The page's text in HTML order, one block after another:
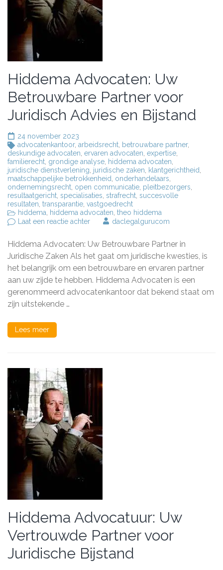
Hiddema Advocaten: Uw
Betrouwbare Partner voor
Juridisch Advies en Bijstand
24 november 2023
advocatenkantoor, arbeidsrecht betrouwbare partner,
deskundige advocaten ervaren advocaten expertise
familierecht grondige analyse hiddema advocaten
juridische dienstverlening juridische zaken klantgerichtheid
maatschappelijke betrokkenheid
onderhandelaars
ondernemingsrecht open communicatie pleitbezorgers
resultaatgericht specialisaties strafrecht succesvolle
resultaten transparantie vastgoedrecht
hiddema
hiddema advocaten theo hiddema
Laat een reactie achterop
Uw
Betrouwbare
Partner
voor
Juridisch
Advies
en
daclegalgurucom
Hiddema Advocaten: Uw Betrouwbare Partner in
Juridische Zaken Als het gaat om juridische kwesties, is
het belangrijk om een betrouwbare en ervaren partner
aan uw zijde te hebben. Hiddema Advocaten is een
gerenommeerd advocatenkantoor dat bekend staat om
zijn uitstekende …
Lees meer
Hiddema Advocatuur: Uw
Vertrouwde Partner voor
Juridische Bijstand